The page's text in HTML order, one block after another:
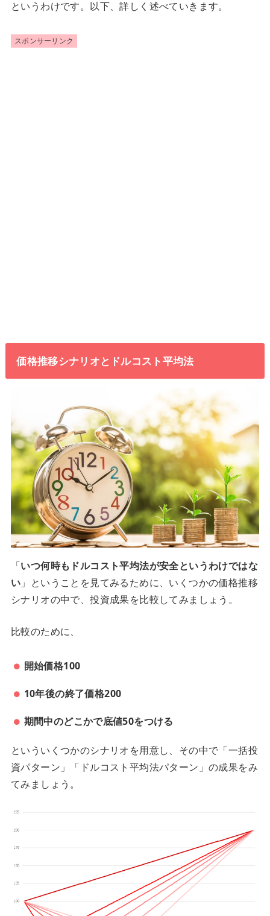
というわけです。以下、詳しく述べていきます。
スポンサーリンク
価格推移シナリオとドルコスト平均法
「いつ何時もドルコスト平均法が安全というわけではな
い 」ということを見てみるために、いくつかの価格推移
シナリオの中で、投資成果を比較してみましょう。
比較のために、
開始価格100
10年後の終了価格200
期間中のどこかで底値50をつける
といういくつかのシナリオを用意し、その中で「一括投
資パターン」「ドルコスト平均法パターン」の成果をみ
てみましょう。